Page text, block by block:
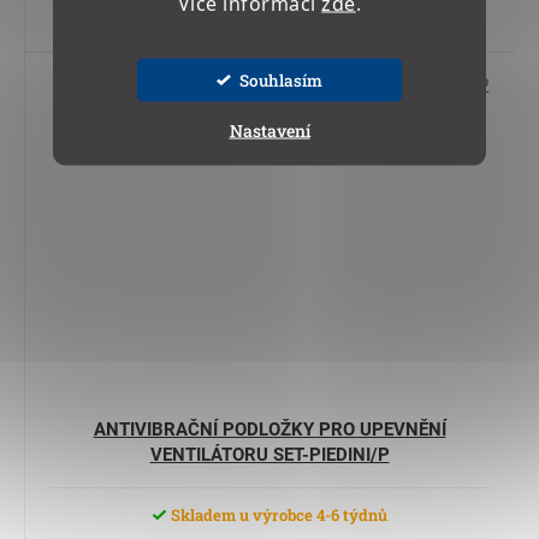
Souhlasím
Nastavení
ANTIVIBRAČNÍ PODLOŽKY PRO UPEVNĚNÍ
VENTILÁTORU SET-PIEDINI/P
Skladem u výrobce 4-6 týdnů
27 012